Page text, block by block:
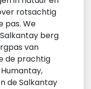
rotsachtig
pas. We
berg
van
de prachtig
de Salkantay